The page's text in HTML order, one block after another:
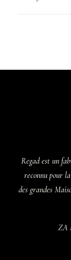
Regad est un
reconnu pour
des grandes
ZA